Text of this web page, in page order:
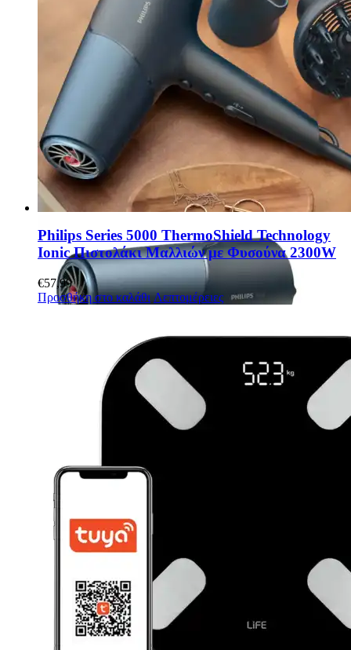
Philips Series 5000 ThermoShield Technology
Ionic Πιστολάκι Μαλλιών με Φυσούνα 2300W
€57,99
Προσθήκη στο καλάθι Λεπτομέρειες